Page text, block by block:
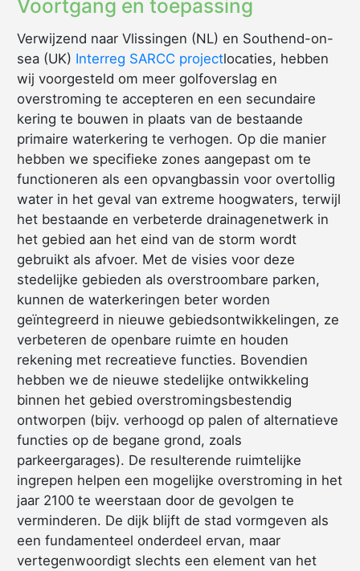
Voortgang en toepassing
Verwijzend naar Vlissingen (NL) en Southend-on-
sea (UK) Interreg SARCC projectlocaties, hebben
wij voorgesteld om meer golfoverslag en
overstroming te accepteren en een secundaire
kering te bouwen in plaats van de bestaande
primaire waterkering te verhogen. Op die manier
hebben we specifieke zones aangepast om te
functioneren als een opvangbassin voor overtollig
water in het geval van extreme hoogwaters, terwijl
het bestaande en verbeterde drainagenetwerk in
het gebied aan het eind van de storm wordt
gebruikt als afvoer. Met de visies voor deze
stedelijke gebieden als overstroombare parken,
kunnen de waterkeringen beter worden
geïntegreerd in nieuwe gebiedsontwikkelingen, ze
verbeteren de openbare ruimte en houden
rekening met recreatieve functies. Bovendien
hebben we de nieuwe stedelijke ontwikkeling
binnen het gebied overstromingsbestendig
ontworpen (bijv. verhoogd op palen of alternatieve
functies op de begane grond, zoals
parkeergarages). De resulterende ruimtelijke
ingrepen helpen een mogelijke overstroming in het
jaar 2100 te weerstaan door de gevolgen te
verminderen. De dijk blijft de stad vormgeven als
een fundamenteel onderdeel ervan, maar
vertegenwoordigt slechts een element van het